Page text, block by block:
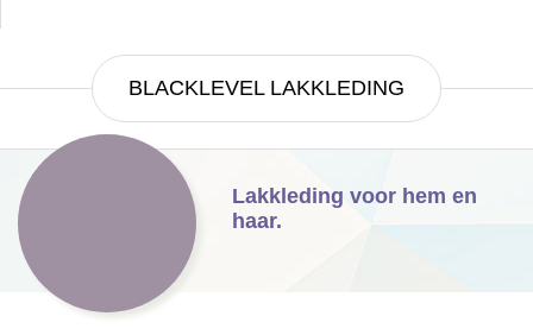
BLACKLEVEL LAKKLEDING
Lakkleding voor hem en
haar.